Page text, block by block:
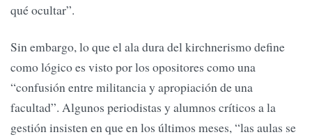
qué ocultar”.
Sin embargo, lo que el ala dura del kirchnerismo define
como lógico es visto por los opositores como una
“confusión entre militancia y apropiación de una
facultad”. Algunos periodistas y alumnos críticos a la
gestión insisten en que en los últimos meses, “las aulas se